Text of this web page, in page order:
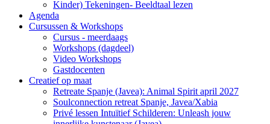
Kinder) Tekeningen- Beeldtaal lezen
Agenda
Cursussen & Workshops
Cursus - meerdaags
Workshops (dagdeel)
Video Workshops
Gastdocenten
Creatief op maat
Retreate Spanje (Javea): Animal Spirit april 2027
Soulconnection retreat Spanje, Javea/Xabia
Privé lessen Intuïtief Schilderen: Unleash jouw